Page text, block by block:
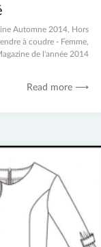
Automne 2014, Hors
à coudre - Femme,
de l'année 2014
Read more ⟶